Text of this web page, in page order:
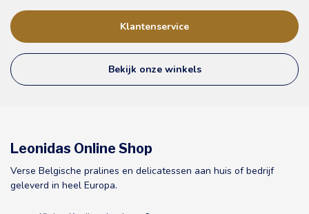
Klantenservice
Bekijk onze winkels
Leonidas Online Shop
Verse Belgische pralines en delicatessen aan huis of bedrijf
geleverd in heel Europa.